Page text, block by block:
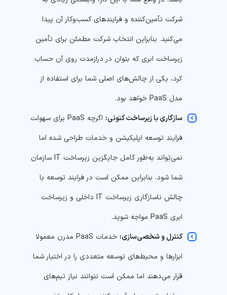
شرکت تأمین‌کننده و فرایندهای کسب‌وکار آن پیدا
می‌کنید. بنابراین انتخاب شرکت مطمئن برای تأمین
زیرساخت ابری که بتوان در درازمدت روی آن حساب
کرد، یکی از چالش‌های اصلی شما برای استفاده از
مدل PaaS خواهد بود.
سازگاری با زیرساخت کنونی:
اگرچه PaaS برای سهولت
فرایند توسعه اپلیکیشن و خدمات طراحی شده اما
نمی‌تواند به‌طور کامل جایگزین زیرساخت IT سازمان
شما شود. بنابراین ممکن است در فرایند توسعه با
چالش ناسازگاری زیرساخت IT داخلی و زیرساخت
ابری PaaS مواجه شوید.
کنترل و شخصی‌سازی:
خدمات PaaS مدرن معمولا
ابزارها و محیط‌های توسعه متعددی را در اختیار شما
قرار می‌دهند اما ممکن است نتوانند نیاز تیم‌های